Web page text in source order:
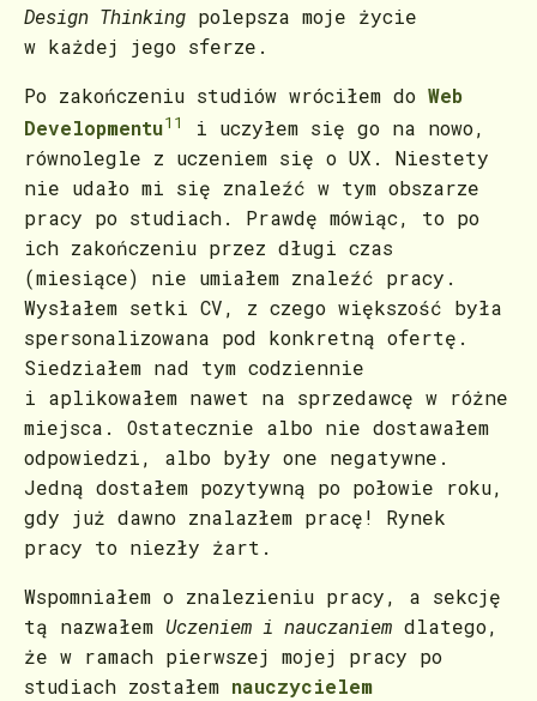
Design Thinking polepsza moje życie
w każdej jego sferze.
Po zakończeniu studiów wróciłem do Web
Developmentu11
i uczyłem się go na nowo,
równolegle z uczeniem się o UX. Niestety
nie udało mi się znaleźć w tym obszarze
pracy po studiach. Prawdę mówiąc, to po
ich zakończeniu przez długi czas
(miesiące) nie umiałem znaleźć pracy.
Wysłałem setki CV, z czego większość była
spersonalizowana pod konkretną ofertę.
Siedziałem nad tym codziennie
i aplikowałem nawet na sprzedawcę w różne
miejsca. Ostatecznie albo nie dostawałem
odpowiedzi, albo były one negatywne.
Jedną dostałem pozytywną po połowie roku,
gdy już dawno znalazłem pracę! Rynek
pracy to niezły żart.
Wspomniałem o znalezieniu pracy, a sekcję
tą nazwałem Uczeniem i nauczaniem dlatego,
że w ramach pierwszej mojej pracy po
studiach zostałem nauczycielem